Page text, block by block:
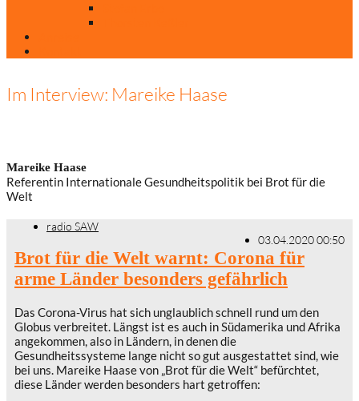
Im Interview: Mareike Haase
Mareike Haase
Referentin Internationale Gesundheitspolitik bei Brot für die
Welt
radio SAW
03.04.2020 00:50
Brot für die Welt warnt: Corona für
arme Länder besonders gefährlich
Das Corona-Virus hat sich unglaublich schnell rund um den
Globus verbreitet. Längst ist es auch in Südamerika und Afrika
angekommen, also in Ländern, in denen die
Gesundheitssysteme lange nicht so gut ausgestattet sind, wie
bei uns. Mareike Haase von „Brot für die Welt“ befürchtet,
diese Länder werden besonders hart getroffen: